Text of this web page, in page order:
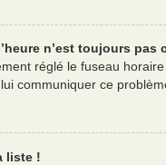
n’est toujours pas
réglé le fuseau
communiquer ce
liste !